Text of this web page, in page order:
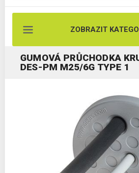
ZOBRAZIT
GUMOVÁ PRŮCHODKA
DES-PM M25/6G TYPE 1